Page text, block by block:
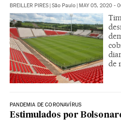
BREILLER PIRES | São Paulo | MAY 05, 2020 -
de
PANDEMIA DE CORONAVÍRUS
Estimulados por